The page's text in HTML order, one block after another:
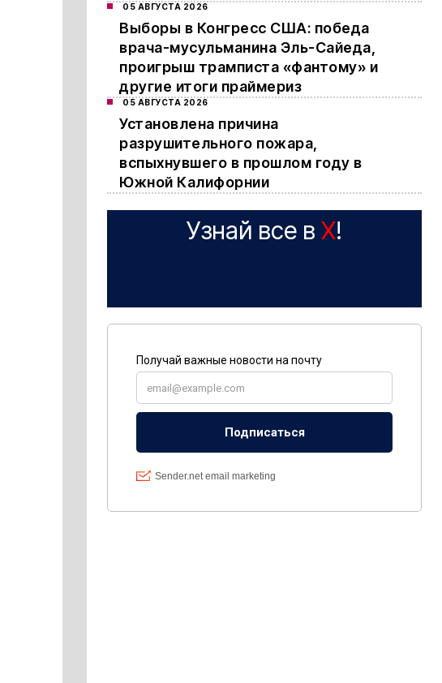
05 АВГУСТА 2026
Выборы в Конгресс США: победа
врача-мусульманина Эль-Сайеда,
проигрыш трамписта «фантому» и
другие итоги праймериз
05 АВГУСТА 2026
Установлена причина
разрушительного пожара,
вспыхнувшего в прошлом году в
Южной Калифорнии
Узнай все в X!